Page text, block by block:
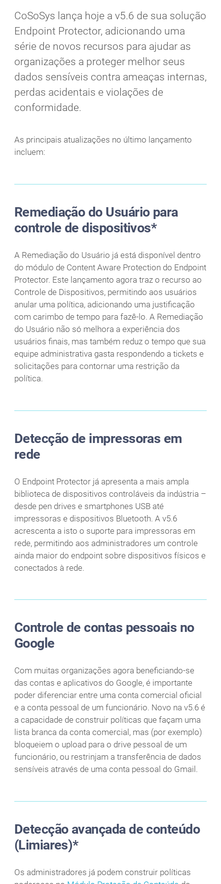
CoSoSys lança hoje a v5.6 de sua solução
Endpoint Protector, adicionando uma
série de novos recursos para ajudar as
organizações a proteger melhor seus
dados sensíveis contra ameaças internas,
perdas acidentais e violações de
conformidade.
As principais atualizações no último lançamento
incluem:
Remediação do Usuário para
controle de dispositivos*
A Remediação do Usuário já está disponível dentro
do módulo de Content Aware Protection do Endpoint
Protector. Este lançamento agora traz o recurso ao
Controle de Dispositivos, permitindo aos usuários
anular uma política, adicionando uma justificação
com carimbo de tempo para fazê-lo. A Remediação
do Usuário não só melhora a experiência dos
usuários finais, mas também reduz o tempo que sua
equipe administrativa gasta respondendo a tickets e
solicitações para contornar uma restrição da
política.
Detecção de impressoras em
rede
O Endpoint Protector já apresenta a mais ampla
biblioteca de dispositivos controláveis da indústria –
desde pen drives e smartphones USB até
impressoras e dispositivos Bluetooth. A v5.6
acrescenta a isto o suporte para impressoras em
rede, permitindo aos administradores um controle
ainda maior do endpoint sobre dispositivos físicos e
conectados à rede.
Controle de contas pessoais no
Google
Com muitas organizações agora beneficiando-se
das contas e aplicativos do Google, é importante
poder diferenciar entre uma conta comercial oficial
e a conta pessoal de um funcionário. Novo na v5.6 é
a capacidade de construir políticas que façam uma
lista branca da conta comercial, mas (por exemplo)
bloqueiem o upload para o drive pessoal de um
funcionário, ou restrinjam a transferência de dados
sensíveis através de uma conta pessoal do Gmail.
Detecção avançada de conteúdo
(Limiares)*
Os administradores já podem construir políticas